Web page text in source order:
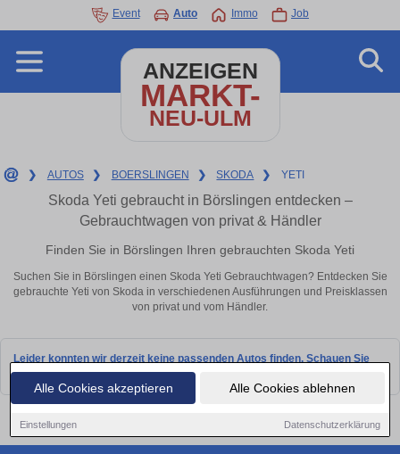
Alle Cookies akzeptieren Alle Cookies ablehnen
Einstellungen Datenschutzerklärung
Event Auto Immo Job
ANZEIGEN
MARKT-
NEU-ULM
❯ AUTOS ❯ BOERSLINGEN ❯ SKODA ❯ YETI
Skoda Yeti gebraucht in Börslingen entdecken –
Gebrauchtwagen von privat & Händler
Finden Sie in Börslingen Ihren gebrauchten Skoda Yeti
Suchen Sie in Börslingen einen Skoda Yeti Gebrauchtwagen? Entdecken Sie
gebrauchte Yeti von Skoda in verschiedenen Ausführungen und Preisklassen
von privat und vom Händler.
Leider konnten wir derzeit keine passenden Autos finden. Schauen Sie
bald wieder vorbei!